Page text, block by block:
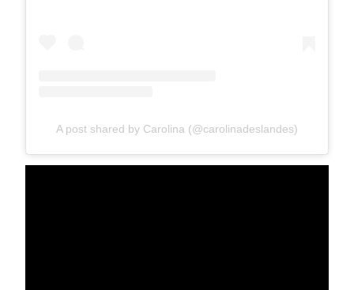
A post shared by Carolina (@carolinadeslandes)